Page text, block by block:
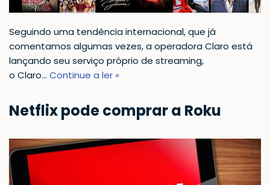
Seguindo uma tendência internacional, que já
comentamos algumas vezes, a operadora Claro está
lançando seu serviço próprio de streaming,
o Claro… Continue a ler »
Netflix pode comprar a Roku